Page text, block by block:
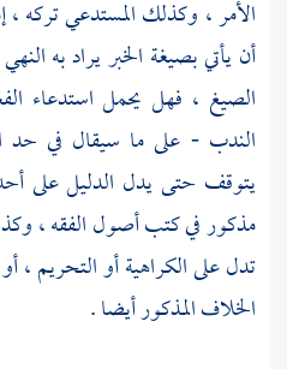
الأمر ، وكذلك المستدعي تركه ،
أن يأتي بصيغة الخبر يراد به
الصيغ ، فهل يحمل استدعاء
الندب - على ما سيقال في حد
يتوقف حتى يدل الدليل على
مذكور في كتب أصول الفقه ،
تدل على الكراهية أو التحريم ،
الخلاف المذكور أيضا .